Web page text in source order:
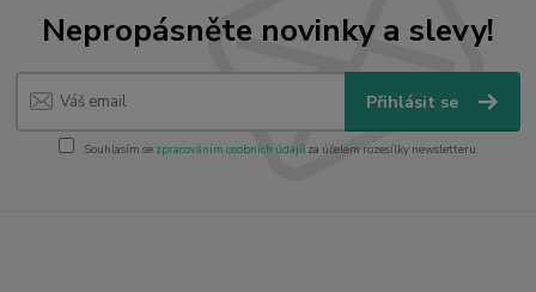
Nepropásněte novinky a slevy!
Přihlásit se
Souhlasím se zpracováním osobních údajůza účelem rozesílky newsletteru.